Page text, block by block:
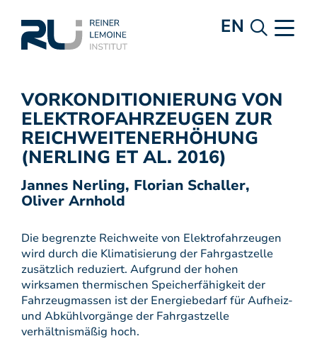
EN
VORKONDITIONIERUNG VON
ELEKTROFAHRZEUGEN ZUR
REICHWEITENERHÖHUNG
(NERLING ET AL. 2016)
Jannes Nerling, Florian Schaller,
Oliver Arnhold
Die begrenzte Reichweite von Elektrofahrzeugen
wird durch die Klimatisierung der Fahrgastzelle
zusätzlich reduziert. Aufgrund der hohen
wirksamen thermischen Speicherfähigkeit der
Fahrzeugmassen ist der Energiebedarf für Aufheiz-
und Abkühlvorgänge der Fahrgastzelle
verhältnismäßig hoch.